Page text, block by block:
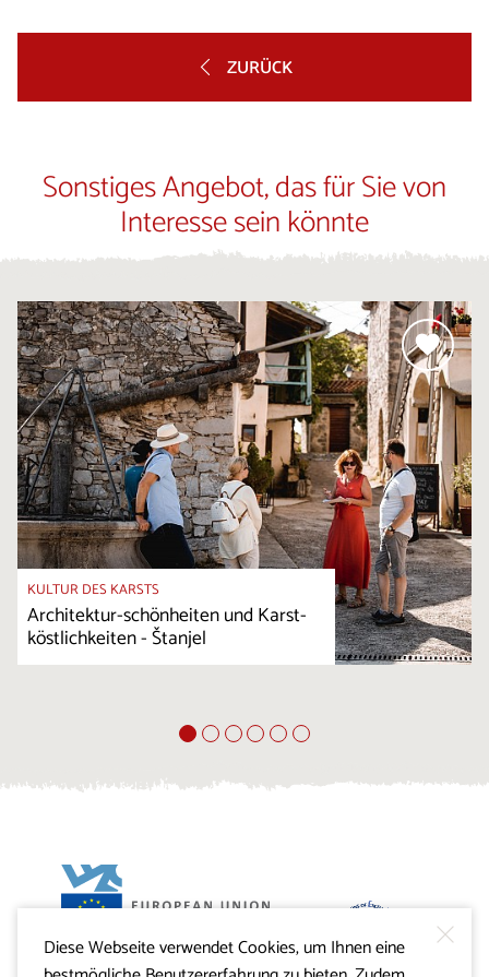
ZURÜCK
Sonstiges Angebot, das für Sie von
Interesse sein könnte
KULTUR DES KARSTS
Architektur-schönheiten und Karst-
köstlichkeiten - Štanjel
Projekt Visitkras. Die Investition wird von der Republik
Diese Webseite verwendet Cookies, um Ihnen eine